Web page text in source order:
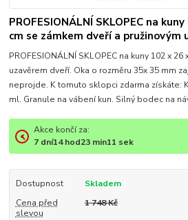
PROFESIONÁLNÍ SKLOPEC na
cm se zámkem dveří a pružinovým
PROFESIONÁLNÍ SKLOPEC na kuny 102 x
uzavěrem dveří. Oka o rozměru 35x 35 mm
neprojde. K tomuto sklopci zdarma získáte:
ml. Granule na vábení kun. Silný bodec na
Akce končí za:
7 dní14hod23min11 sek
Dostupnost
Skladem
Cena před
slevou
1 748 Kč